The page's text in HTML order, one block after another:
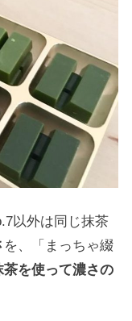
以外は同じ抹茶
を、「まっちゃ綴
茶を使って濃さの